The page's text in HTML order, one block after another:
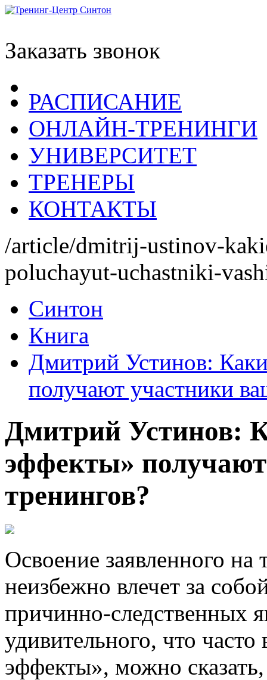
Заказать звонок
РАСПИСАНИЕ
ОНЛАЙН-ТРЕНИНГИ
УНИВЕРСИТЕТ
ТРЕНЕРЫ
КОНТАКТЫ
/article/dmitrij-ustinov-
poluchayut-uchastniki-
Синтон
Книга
Дмитрий Устинов:
получают участники
Дмитрий Устинов:
эффекты»
тренингов?
Освоение заявленного на
неизбежно влечет за
причинно-следственных
удивительного, что
эффекты», можно